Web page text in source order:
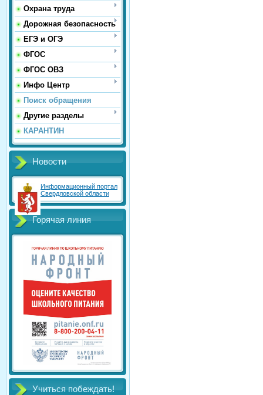
Охрана труда
Дорожная безопасность
ЕГЭ и ОГЭ
ФГОС
ФГОС ОВЗ
Инфо Центр
Поиск обращения
Другие разделы
КАРАНТИН
Новости
Информационный портал
Свердловской области
Горячая линия
Учиться побеждать!